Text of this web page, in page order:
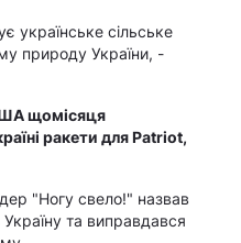
українське сільське
природу України, -
щомісяця
ракети для Patriot,
"Ногу свело!" назвав
та виправдався